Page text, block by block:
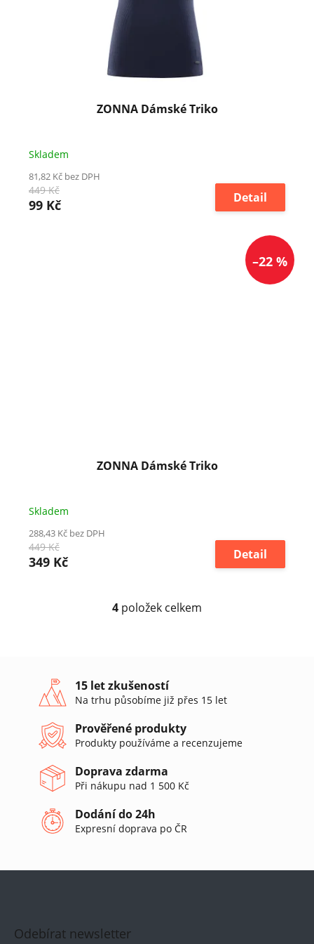
ZONNA Dámské Triko
Skladem
81,82 Kč bez DPH
449 Kč
99 Kč Detail
–22 %
ZONNA Dámské Triko
Skladem
288,43 Kč bez DPH
449 Kč
349 Kč Detail
O
a
c
í
p
r
v
y
v
i
s
4 položek celkem
15 let zkušeností
Na trhu působíme již přes 15 let
Prověřené produkty
Produkty používáme a recenzujeme
Doprava zdarma
Při nákupu nad 1 500 Kč
Dodání do 24h
Expresní doprava po ČR
Odebírat newsletter